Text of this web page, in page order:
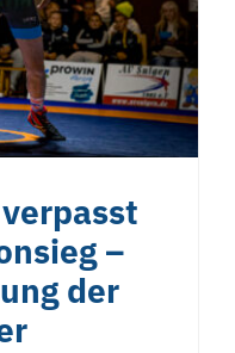
–
der